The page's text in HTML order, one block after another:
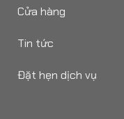
Cửa hàng
Tin tức
Đặt hẹn dịch vụ